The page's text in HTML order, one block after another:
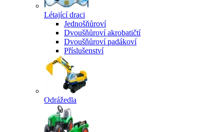
Létající draci
Jednošňůroví
Dvoušňůroví akrobatičtí
Dvoušňůroví padákoví
Příslušenství
Odrážedla